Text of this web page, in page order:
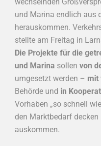
und Marina endlich aus
herauskommen.
stellte am Freitag in
Die Projekte für die
und Marina sollen von
umgesetzt werden – mit
Behörde und in
Vorhaben „so schnell
den Marktbedarf decken
auskommen.